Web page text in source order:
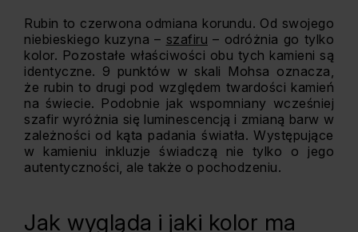
Rubin to czerwona odmiana korundu. Od swojego
niebieskiego kuzyna – szafiru – odróżnia go tylko
kolor. Pozostałe właściwości obu tych kamieni są
identyczne. 9 punktów w skali Mohsa oznacza,
że rubin to drugi pod względem twardości kamień
na świecie. Podobnie jak wspomniany wcześniej
szafir wyróżnia się luminescencją i zmianą barw w
zależności od kąta padania światła. Występujące
w kamieniu inkluzje świadczą nie tylko o jego
autentyczności, ale także o pochodzeniu.
Jak wygląda i jaki kolor ma